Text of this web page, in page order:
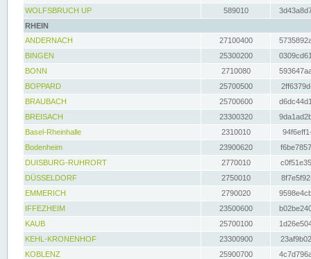
WOLFSBRUCH UP
589010
RHEIN
ANDERNACH
27100400
BINGEN
25300200
BONN
2710080
BOPPARD
25700500
BRAUBACH
25700600
BREISACH
23300320
Basel-Rheinhalle
2310010
Bodenheim
23900620
DUISBURG-RUHRORT
2770010
DÜSSELDORF
2750010
EMMERICH
2790020
IFFEZHEIM
23500600
KAUB
25700100
KEHL-KRONENHOF
23300900
KOBLENZ
25900700